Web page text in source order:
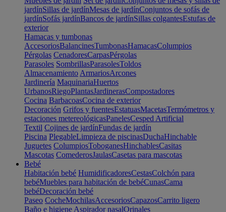
jardínSillas de jardínMesas de jardínConjuntos de sofás de
jardínSofás jardínBancos de jardínSillas colgantesEstufas de
exterior
Hamacas y tumbonas
AccesoriosBalancinesTumbonasHamacasColumpios
Pérgolas CenadoresCarpasPérgolas
Parasoles SombrillasParasolesToldos
Almacenamiento ArmariosArcones
Jardinería MaquinariaHuertos
UrbanosRiegoPlantasJardinerasCompostadores
Cocina BarbacoasCocina de exterior
Decoración Grifos y fuentesEstatuasMacetasTermómetros y
estaciones metereológicasPanelesCesped Artificial
Textil Cojines de jardínFundas de jardín
Piscina PlegableLimpieza de piscinasDuchaHinchable
Juguetes ColumpiosToboganesHinchablesCasitas
Mascotas ComederosJaulasCasetas para mascotas
Bebé
Habitación bebé HumidificadoresCestasColchón para
bebéMuebles para habitación de bebéCunasCama
bebéDecoración bebé
Paseo CocheMochilasAccesoriosCapazosCarrito ligero
Baño e higiene Aspirador nasalOrinales